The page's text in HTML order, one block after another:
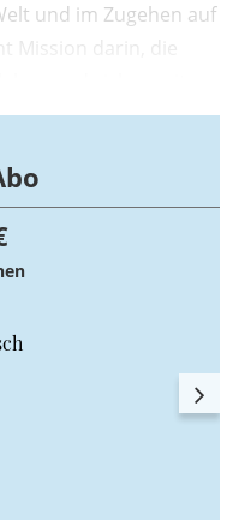
und im Zugehen auf
Mission darin, die
Wichtigste ist,
...